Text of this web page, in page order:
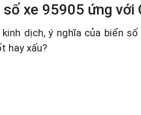
số xe 95905 ứng với
kinh dịch, ý nghĩa của biển
hay xấu?